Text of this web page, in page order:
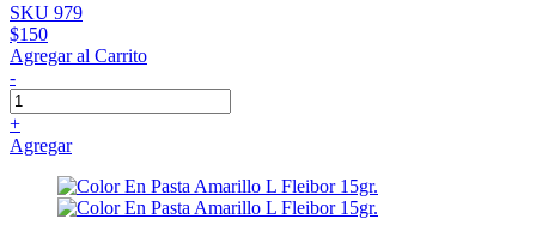
SKU 979
$150
Agregar al Carrito
-
+
Agregar